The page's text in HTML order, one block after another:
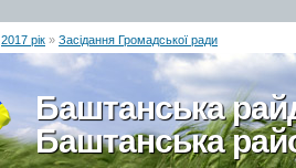
2017 рік » Засідання Громадської ради
Баштанська
Баштанська